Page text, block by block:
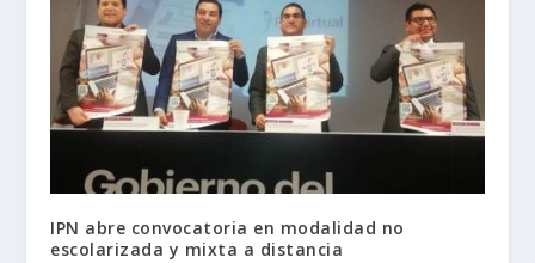
IPN abre convocatoria en modalidad no
escolarizada y mixta a distancia